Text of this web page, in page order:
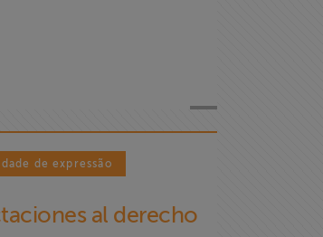
de expressão
al derecho